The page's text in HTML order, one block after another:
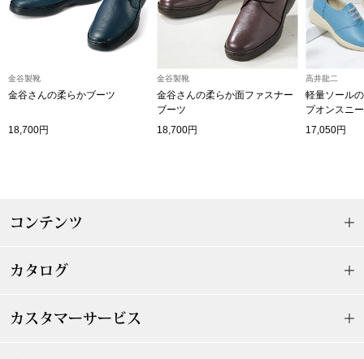
ビー すべて見る
ーブルウェア
その他
ウオッチ／
ファッション
金谷製靴
金谷さんの柔らかブーツ
18,700円
金谷製靴
金谷さんの柔らか面ファスナー
ブーツ
18,700円
高井龍二
軽量ソール
プオンスニ
17,050円
コンテンツ
カタログ
カスタマーサービス